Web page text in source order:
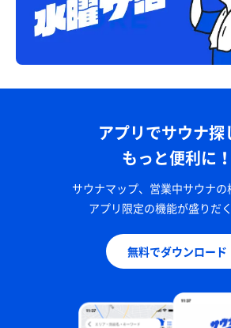
アプリでサウナ探
もっと便利に！
サウナマップ、営業中サウナの
アプリ限定の機能が盛りだ
無料でダウンロード